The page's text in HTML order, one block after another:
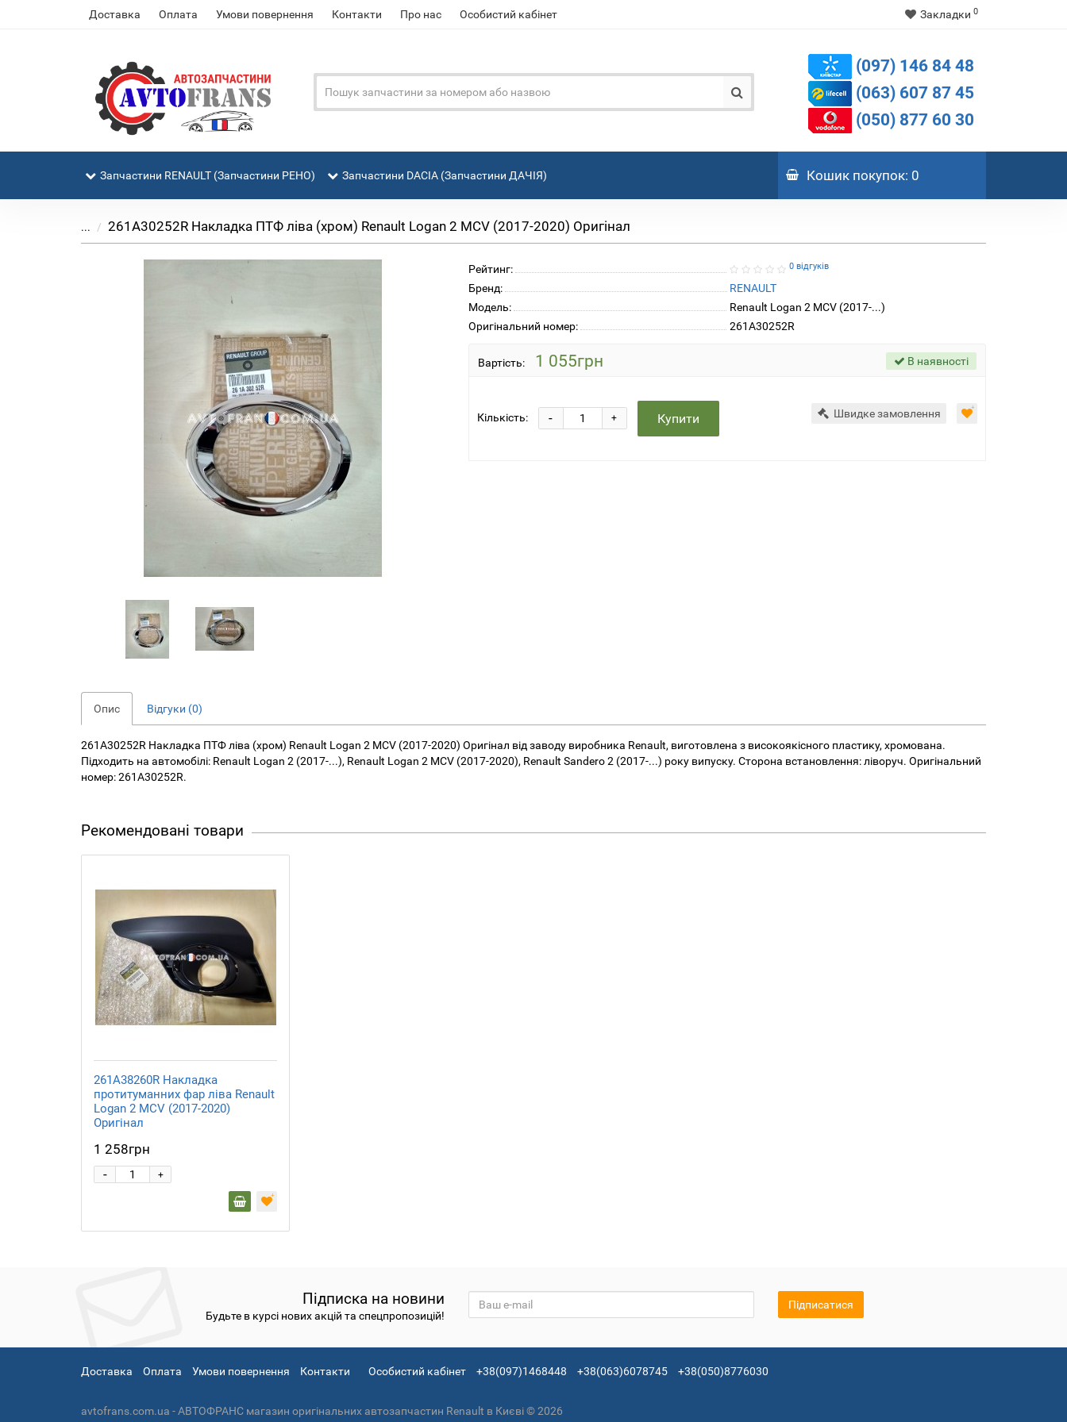
Доставка Оплата Умови повернення Контакти Про нас Особистий кабінет Закладки 0
(097) 146 84 48
(063) 607 87 45
(050) 877 60 30
Запчастини RENAULT (Запчастини РЕНО) Запчастини DACIA (Запчастини ДАЧІЯ) Кошикпокупок: 0
... 261A30252R Накладка ПТФ ліва (хром) Renault Logan 2 MCV (2017-2020) Оригінал
Рейтинг: 0 відгуків
Бренд:
RENAULT
Модель:
Renault Logan 2 MCV (2017-...)
Оригінальний номер:
261A30252R
Вартість: 1 055грн В наявності
Кількість: +
- Купити Швидке замовлення
Опис Відгуки (0)
261A30252R Накладка ПТФ ліва (хром) Renault Logan 2 MCV (2017-2020) Оригінал від заводу виробника Renault, виготовлена з високоякісного пластику, хромована.
Підходить на автомобілі: Renault Logan 2 (2017-...), Renault Logan 2 MCV (2017-2020), Renault Sandero 2 (2017-...) року випуску. Сторона встановлення: ліворуч. Оригінальний
номер: 261A30252R.
Рекомендовані товари
261A38260R Накладка
протитуманних фар ліва Renault
Logan 2 MCV (2017-2020)
Оригінал
1 258грн
+
-
Підписка на новини
Будьте в курсі нових акцій та спецпропозицій!
Підписатися
Доставка Оплата Умови повернення Контакти Особистий кабінет +38(097)1468448 +38(063)6078745 +38(050)8776030
avtofrans.com.ua - АВТОФРАНС магазин оригінальних автозапчастин Renault в Києві © 2026